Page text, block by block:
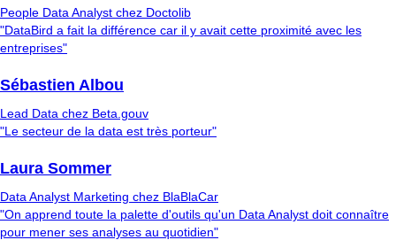
People Data Analyst chez Doctolib
"DataBird a fait la différence car il y avait cette proximité avec les
entreprises"
Sébastien Albou
Lead Data chez Beta.gouv
"Le secteur de la data est très porteur"
Laura Sommer
Data Analyst Marketing chez BlaBlaCar
"On apprend toute la palette d'outils qu'un Data Analyst doit connaître
pour mener ses analyses au quotidien"